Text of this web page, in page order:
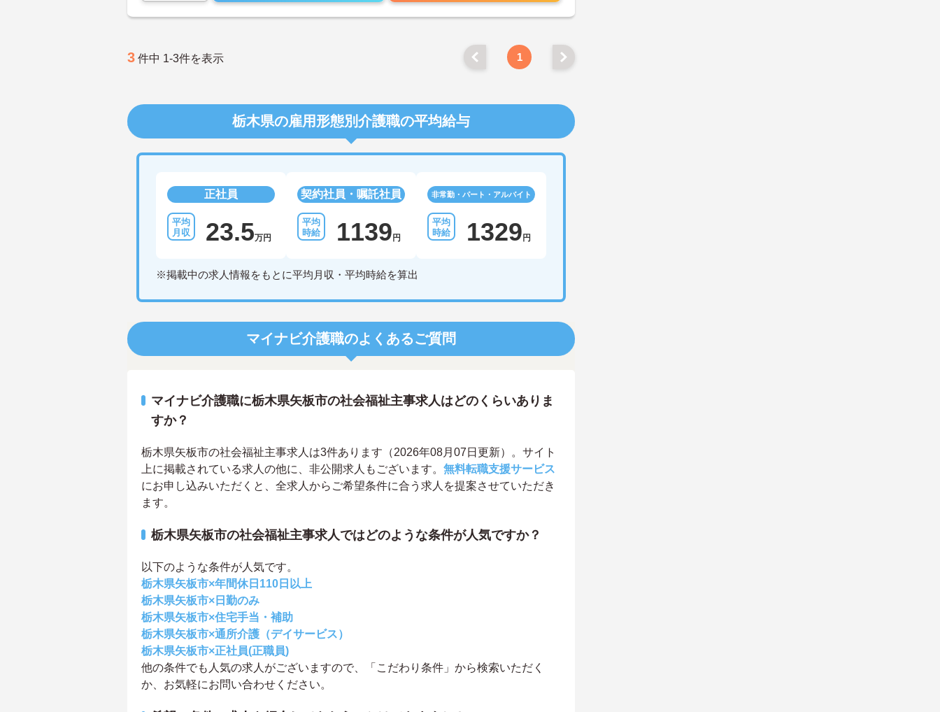
3 件中 1-3件を表示 1
栃木県の雇用形態別介護職の平均給与
正社員
23.5万円
契約社員・嘱託社員
1139 円
非常勤・パート・アルバイト
1329 円
※掲載中の求人情報をもとに平均月収・平均時給を算出
マイナビ介護職のよくあるご質問
マイナビ介護職に栃木県矢板市の社会福祉主事求人はどのくらいありま
すか？
栃木県矢板市の社会福祉主事求人は3件あります（2026年08月07日更新）。サイト
上に掲載されている求人の他に、非公開求人もございます。 無料転職支援サービス
にお申し込みいただくと、全求人からご希望条件に合う求人を提案させていただき
ます。
栃木県矢板市の社会福祉主事求人ではどのような条件が人気ですか？
以下のような条件が人気です。
栃木県矢板市×年間休日110日以上
栃木県矢板市×日勤のみ
栃木県矢板市×住宅手当・補助
栃木県矢板市×通所介護（デイサービス）
栃木県矢板市×正社員(正職員)
他の条件でも人気の求人がございますので、「こだわり条件」から検索いただく
か、お気軽にお問い合わせください。